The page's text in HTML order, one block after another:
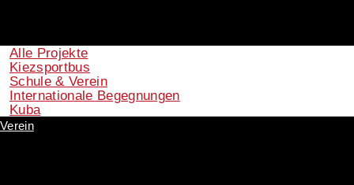
Alle Projekte
Kiezsportbus
Schule & Verein
Internationale Begegnungen
Kuba
Verein